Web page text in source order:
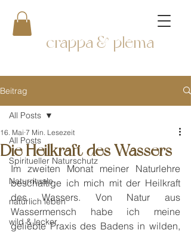
crappa & plema
Beitrag
All Posts
Spiritueller Naturschutz
Naturrituale
natürlich leben
wild & lecker
All Posts
Die Heilkraft des Wassers
16. Mai 7 Min. Lesezeit
Im zweiten Monat meiner Naturlehre
beschäftige ich mich mit der Heilkraft
des Wassers. Von Natur aus
Wassermensch habe ich meine
geliebte Praxis des Badens in wilden,